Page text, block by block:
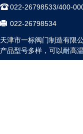
022-26798533/400-
022-26798534
天津市一标阀门制造有限
产品型号多样，可以耐高